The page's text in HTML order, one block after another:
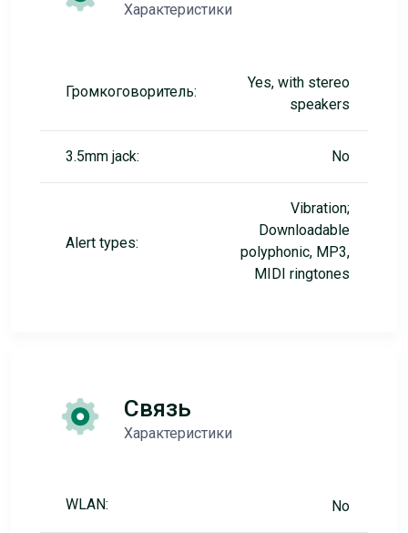
Характеристики
Громкоговоритель:
Yes, with stereo
speakers
3.5mm jack: No
Alert types:
Vibration;
Downloadable
polyphonic, MP3,
MIDI ringtones
Связь
Характеристики
WLAN: No